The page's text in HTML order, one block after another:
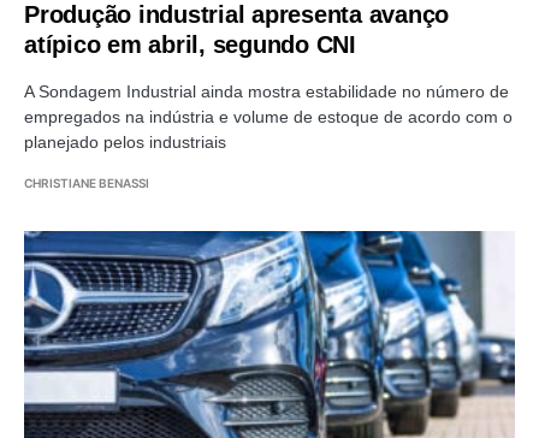
Produção industrial apresenta avanço
atípico em abril, segundo CNI
A Sondagem Industrial ainda mostra estabilidade no número de
empregados na indústria e volume de estoque de acordo com o
planejado pelos industriais
CHRISTIANE BENASSI